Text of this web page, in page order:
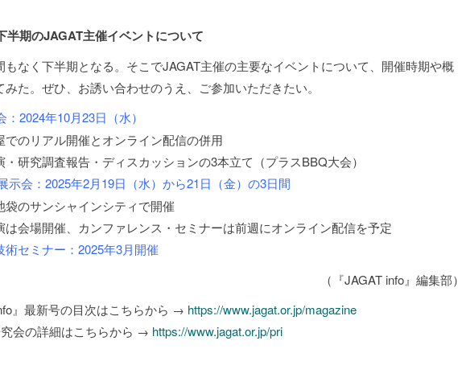
半期のJAGAT主催イベントについて
なく下半期となる。そこでJAGAT主催の主要なイベントについて、開催時期や概
た。ぜひ、お誘い合わせのうえ、ご参加いただきたい。
：2024年10月23日（水）
のリアル開催とオンライン配信の併用
究調査報告・ディスカッションの3本立て（プラスBBQ大会）
示会：2025年2月19日（水）から21日（金）の3日間
のサンシャインシティで開催
場開催、カンファレンス・セミナーは前週にオンライン配信を予定
術セミナー：2025年3月開催
（『JAGAT info』編集部）
』最新号の目次はこちらから → https://www.jagat.or.jp/magazine
会の詳細はこちらから → https://www.jagat.or.jp/pri